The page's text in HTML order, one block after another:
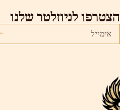
הצטרפו לניוזלטר שלנו